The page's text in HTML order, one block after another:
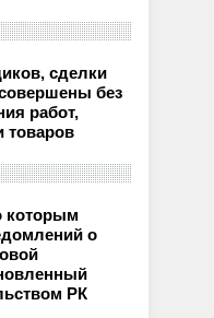
сделки
без
работ,
товаров
которым
о
РК